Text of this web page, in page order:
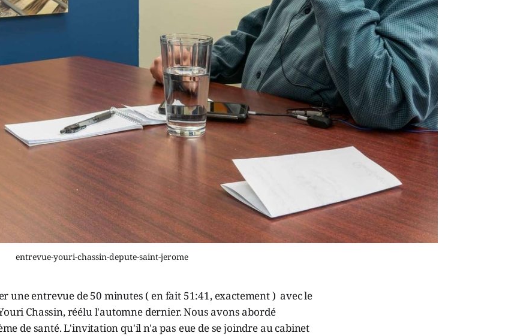
entrevue-youri-chassin-depute-saint-jerome
une entrevue de 50 minutes ( en fait 51:41, exactement ) avec le
Chassin, réélu l'automne dernier. Nous avons abordé
de santé. L'invitation qu'il n'a pas eue de se joindre au cabinet